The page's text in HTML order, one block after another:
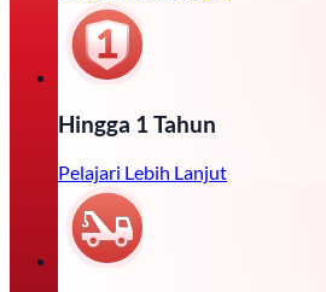
Hingga 1 Tahun
Pelajari Lebih Lanjut